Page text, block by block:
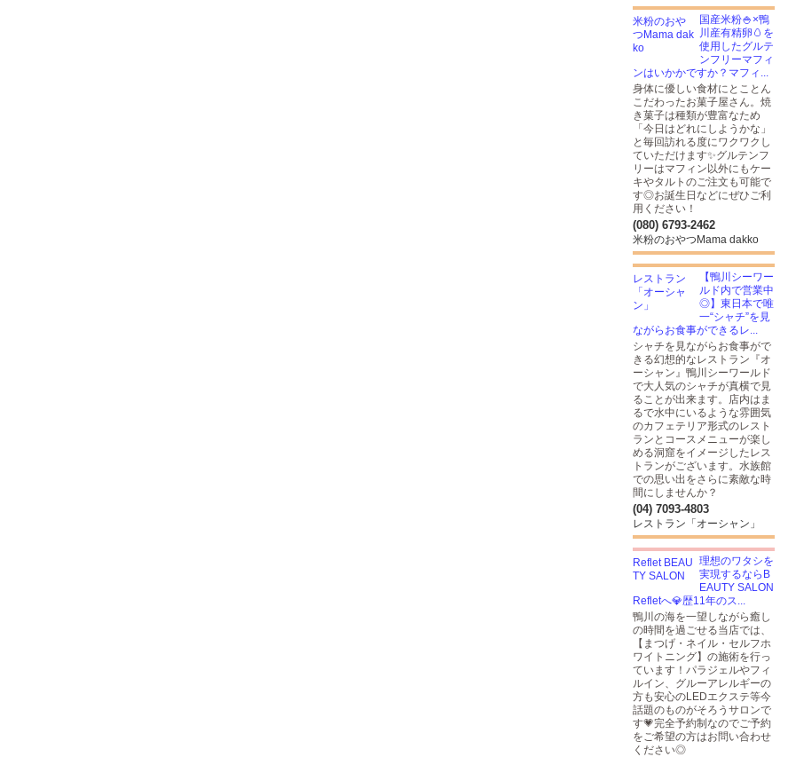
国産米粉🍚×鴨
川産有精卵🥚を
使用したグルテ
ンフリーマフィ
ンはいかかですか？マフィ...
身体に優しい食材にとことん
こだわったお菓子屋さん。焼
き菓子は種類が豊富なため
「今日はどれにしようかな」
と毎回訪れる度にワクワクし
ていただけます✨グルテンフ
リーはマフィン以外にもケー
キやタルトのご注文も可能で
す◎お誕生日などにぜひご利
用ください！
(080) 6793-2462
米粉のおやつMama dakko
【鴨川シーワー
ルド内で営業中
◎】東日本で唯
一“シャチ”を見
ながらお食事ができるレ...
シャチを見ながらお食事がで
きる幻想的なレストラン『オ
ーシャン』鴨川シーワールド
で大人気のシャチが真横で見
ることが出来ます。店内はま
るで水中にいるような雰囲気
のカフェテリア形式のレスト
ランとコースメニューが楽し
める洞窟をイメージしたレス
トランがございます。水族館
での思い出をさらに素敵な時
間にしませんか？
(04) 7093-4803
レストラン「オーシャン」
理想のワタシを
実現するならB
EAUTY SALON
Refletへ💎歴11年のス...
鴨川の海を一望しながら癒し
の時間を過ごせる当店では、
【まつげ・ネイル・セルフホ
ワイトニング】の施術を行っ
ています！パラジェルやフィ
ルイン、グルーアレルギーの
方も安心のLEDエクステ等今
話題のものがそろうサロンで
す💗完全予約制なのでご予約
をご希望の方はお問い合わせ
ください◎